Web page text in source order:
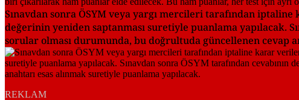
Sınavdan sonra ÖSYM veya yargı mercileri tarafından
değerinin yeniden saptanması suretiyle puanlama yapılacak.
sorular olması durumunda, bu doğrultuda güncellenen cevap
REKLAM